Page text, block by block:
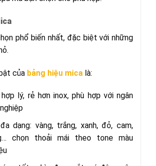
phổ biến nhất, đặc biệt với những
của bảng hiệu mica là:
hợp lý, rẻ hơn inox, phù hợp với ngân
dạng: vàng, trắng, xanh, đỏ, cam,
chọn thoải mái theo tone màu